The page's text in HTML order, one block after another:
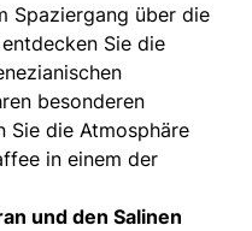
Spaziergang über die
Sie die
besonderen
Sie die Atmosphäre
in einem der
und den Salinen